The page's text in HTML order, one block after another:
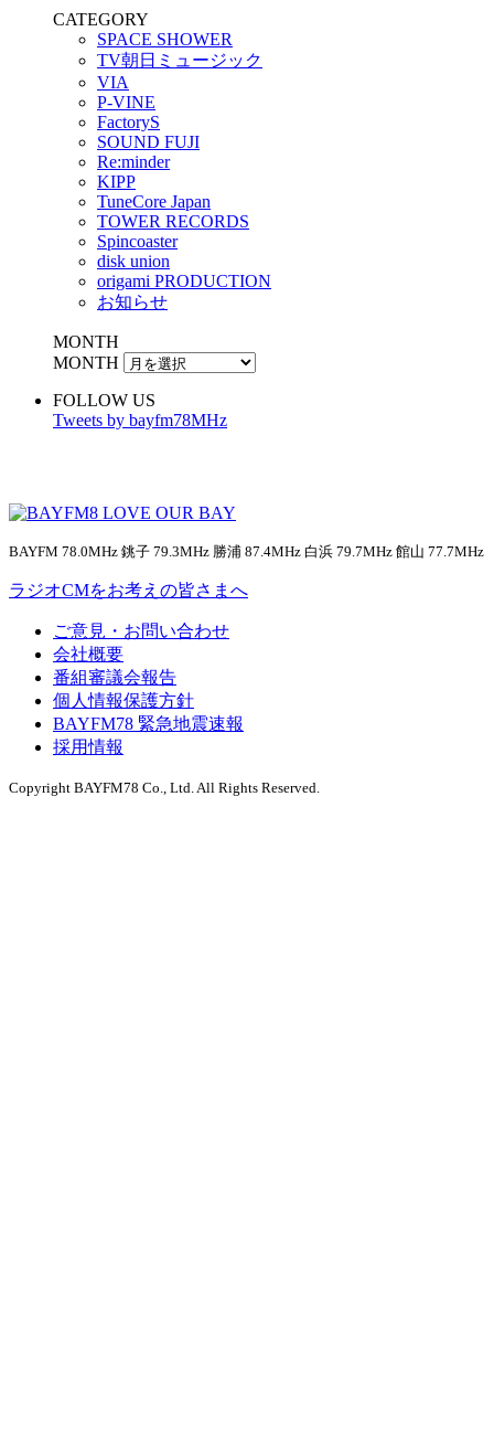
CATEGORY
SPACE SHOWER
TV朝日ミュージック
VIA
P-VINE
FactoryS
SOUND FUJI
Re:minder
KIPP
TuneCore Japan
TOWER RECORDS
Spincoaster
disk union
origami PRODUCTION
お知らせ
MONTH
MONTH
FOLLOW US
Tweets by bayfm78MHz
BAYFM 78.0MHz 銚子 79.3MHz 勝浦 87.4MHz 白浜 79.7MHz 館山 77.7MHz
ラジオCMをお考えの皆さまへ
ご意見・お問い合わせ
会社概要
番組審議会報告
個人情報保護方針
BAYFM78 緊急地震速報
採用情報
Copyright BAYFM78 Co., Ltd. All Rights Reserved.